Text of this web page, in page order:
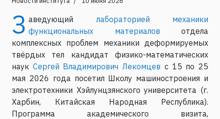
З аведующий лабораторией механики
функциональных материалов отдела
комплексных проблем механики деформируемых
твёрдых тел кандидат физико-математических
наук Сергей Владимирович Лекомцев с 15 по 25
мая 2026 года посетил Школу машиностроения и
электротехники Хэйлунцзянского университета (г.
Харбин, Китайская Народная Республика).
Программа академического визита,